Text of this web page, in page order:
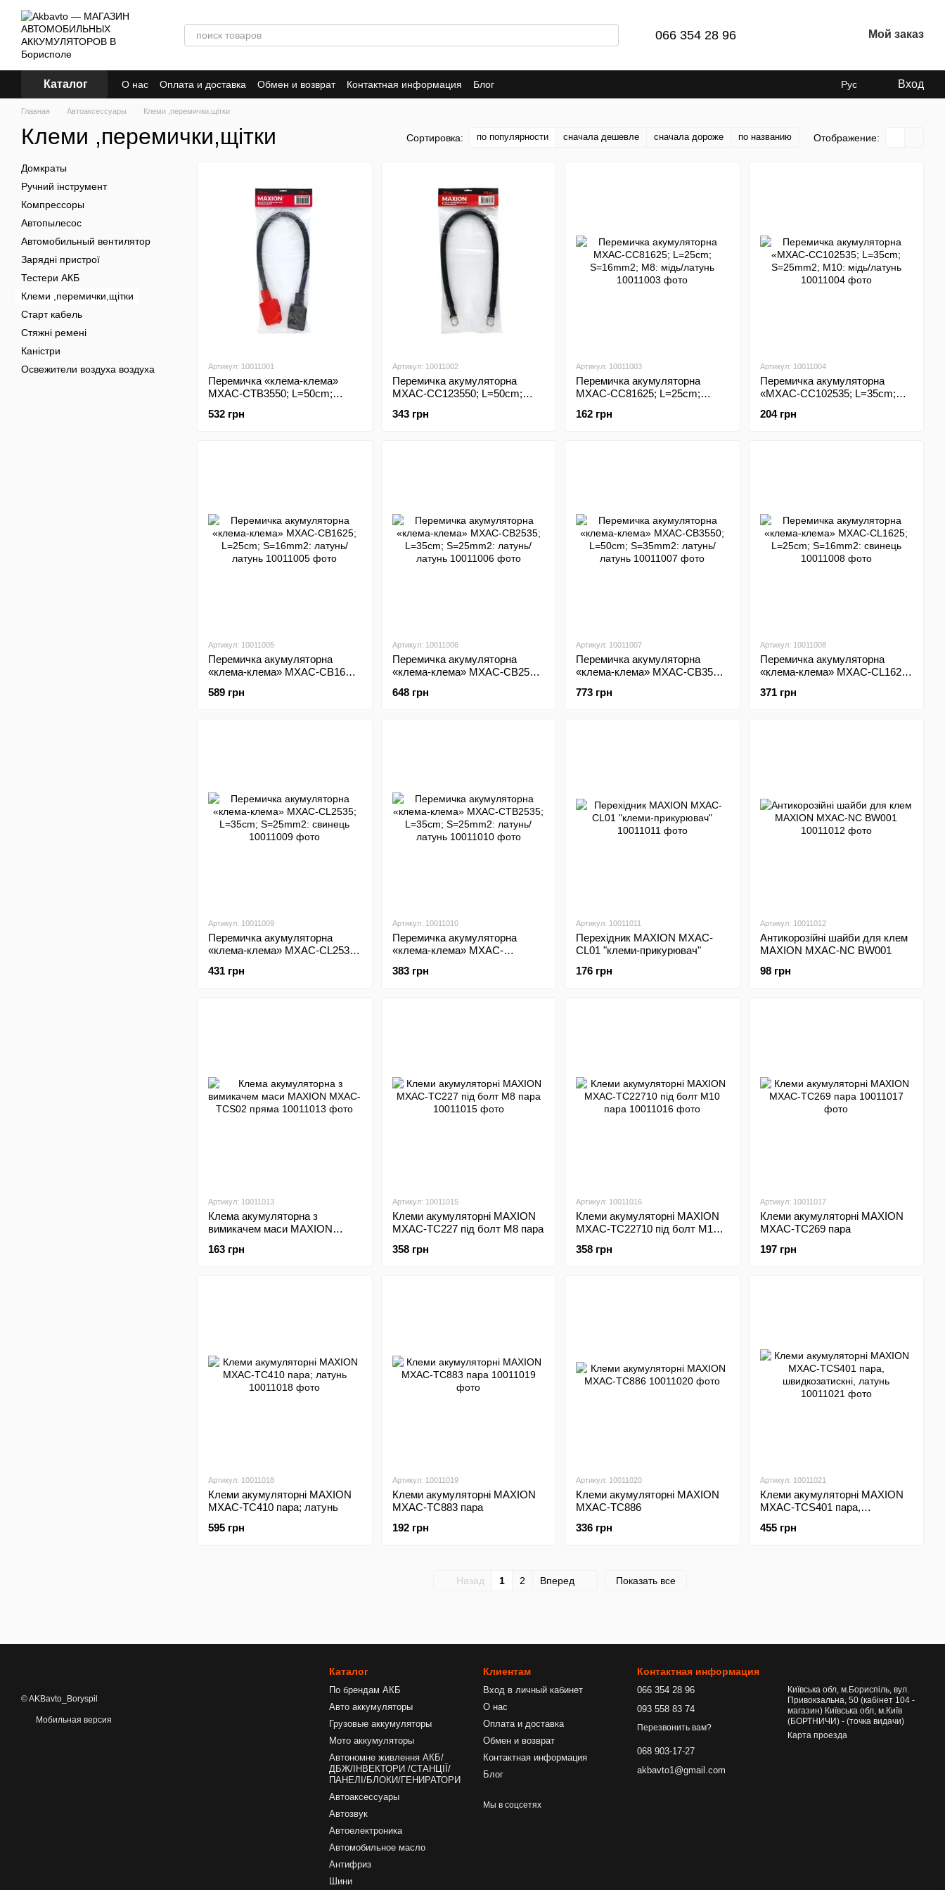
Перейти к основному контенту
066 354 28 96 Мой заказ
Каталог О нас Оплата и доставка Обмен и возврат Контактная информация Блог Рус Вход
Главная Автоаксессуары Клеми ,перемички,щітки
Клеми ,перемички,щітки Сортировка: по популярности сначала дешевле сначала дороже по названию Отображение:
Артикул: 10011001
Перемичка «клема-клема»
MXAC-CTB3550; L=50cm;
532 грн
Артикул: 10011002
Перемичка акумуляторна
MXAC-CC123550; L=50cm;
343 грн
Артикул: 10011003
Перемичка акумуляторна
MXAC-CC81625; L=25cm;
162 грн
Артикул: 10011004
Перемичка акумуляторна
«MXAC-CC102535; L=35cm;
204 грн
Артикул: 10011005
Перемичка акумуляторна
«клема-клема» MXAC-CB1625;
латунь
589 грн
Артикул: 10011006
Перемичка акумуляторна
«клема-клема» MXAC-CB2535;
латунь
648 грн
Артикул: 10011007
Перемичка акумуляторна
«клема-клема» MXAC-CB3550;
латунь
773 грн
Артикул: 10011008
Перемичка акумуляторна
«клема-клема» MXAC-CL1625;
371 грн
Артикул: 10011009
Перемичка акумуляторна
«клема-клема» MXAC-CL2535;
431 грн
Артикул: 10011010
Перемичка акумуляторна
«клема-клема» MXAC-
латунь/латунь
383 грн
Артикул: 10011011
Перехідник MAXION MXAC-
CL01 "клеми-прикурювач"
176 грн
Артикул: 10011012
Антикорозійні шайби для клем
MAXION MXAC-NC BW001
98 грн
Артикул: 10011013
Клема акумуляторна з
вимикачем маси MAXION
163 грн
Артикул: 10011015
Клеми акумуляторні MAXION
MXAC-TC227 під болт М8 пара
358 грн
Артикул: 10011016
Клеми акумуляторні MAXION
MXAC-TC22710 під болт М10
358 грн
Артикул: 10011017
Клеми акумуляторні MAXION
MXAC-TC269 пара
197 грн
Артикул: 10011018
Клеми акумуляторні MAXION
MXAC-TC410 пара; латунь
595 грн
Артикул: 10011019
Клеми акумуляторні MAXION
MXAC-TC883 пара
192 грн
Артикул: 10011020
Клеми акумуляторні MAXION
MXAC-TC886
336 грн
Артикул: 10011021
Клеми акумуляторні MAXION
MXAC-TCS401 пара,
455 грн
Назад 1 2 Вперед Показать все
Домкраты
Ручний інструмент
Компрессоры
Автопылесос
Автомобильный вентилятор
Зарядні пристрої
Тестери АКБ
Клеми ,перемички,щітки
Старт кабель
Стяжні ремені
Каністри
Освежители воздуха воздуха
© AKBavto_Boryspil
Мобильная версия
Каталог
По брендам АКБ
Авто аккумуляторы
Грузовые аккумуляторы
Мото аккумуляторы
Автономне живлення АКБ/
ДБЖ/ІНВЕКТОРИ /СТАНЦІЇ/
ПАНЕЛІ/БЛОКИ/ГЕНИРАТОРИ
Автоаксессуары
Автозвук
Автоелектроника
Автомобильное масло
Антифриз
Шини
Клиентам
Вход в личный кабинет
О нас
Оплата и доставка
Обмен и возврат
Контактная информация
Блог
Мы в соцсетях
Контактная информация
066 354 28 96
093 558 83 74
Перезвонить вам?
068 903-17-27
akbavto1@gmail.com
Київська обл, м.Бориспіль, вул.
Привокзальна, 50 (кабінет 104 -
магазин) Київська обл, м.Київ
(БОРТНИЧИ) - (точка видачи)
Карта проезда